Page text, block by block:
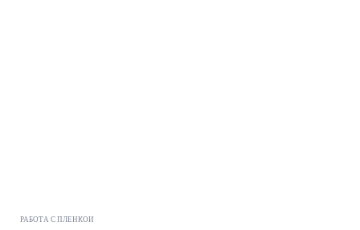
РАБОТА С ПЛЕНКОЙ